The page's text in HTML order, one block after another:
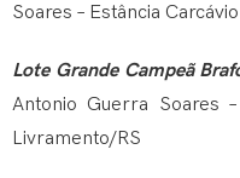
Soares – Estância
Lote Grande Campeã
Antonio Guerra Soares
Livramento/RS